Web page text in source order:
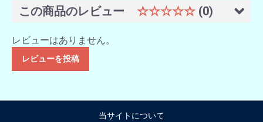
この商品のレビュー ☆☆☆☆☆ (0)
レビューはありません。
レビューを投稿
当サイトについて